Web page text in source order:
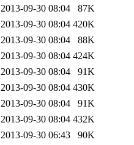
2013-09-30 08:04
87K
2013-09-30 08:04 420K
2013-09-30 08:04
88K
2013-09-30 08:04 424K
2013-09-30 08:04
91K
2013-09-30 08:04 430K
2013-09-30 08:04
91K
2013-09-30 08:04 432K
2013-09-30 06:43
90K